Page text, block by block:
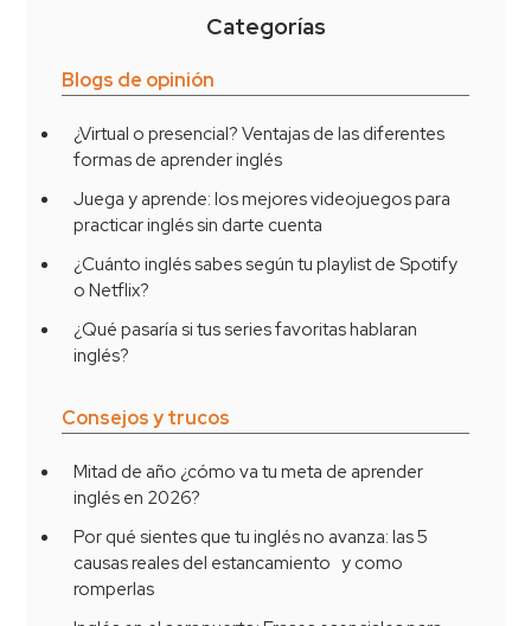
Categorías
Blogs de opinión
¿Virtual o presencial? Ventajas de las diferentes
formas de aprender inglés
Juega y aprende: los mejores videojuegos para
practicar inglés sin darte cuenta
¿Cuánto inglés sabes según tu playlist de Spotify
o Netflix?
¿Qué pasaría si tus series favoritas hablaran
inglés?
Consejos y trucos
Mitad de año ¿cómo va tu meta de aprender
inglés en 2026?
Por qué sientes que tu inglés no avanza: las 5
causas reales del estancamiento y como
romperlas